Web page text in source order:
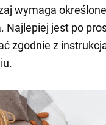
wymaga
Najlepiej jest po
zgodnie z